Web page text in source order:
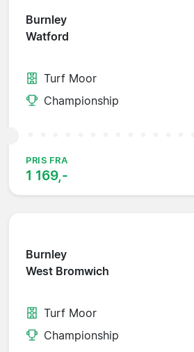
Burnley
Watford
Turf Moor
Championship
PRIS FRA
1 169,-
Burnley
West Bromwich
Turf Moor
Championship